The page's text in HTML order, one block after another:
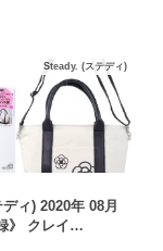
Steady. (ステディ)
ィ) 2020年 08月
》 クレイ…